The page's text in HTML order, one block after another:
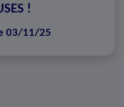
!
03/11/25